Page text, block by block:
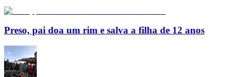
Preso, pai doa um rim e salva a filha de 12 anos